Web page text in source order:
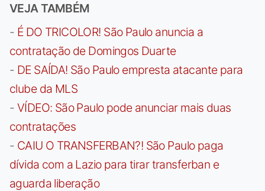
VEJA TAMBÉM
- É DO TRICOLOR! São Paulo anuncia a
contratação de Domingos Duarte
- DE SAÍDA! São Paulo empresta atacante para
clube da MLS
- VÍDEO: São Paulo pode anunciar mais duas
contratações
- CAIU O TRANSFERBAN?! São Paulo paga
dívida com a Lazio para tirar transferban e
aguarda liberação